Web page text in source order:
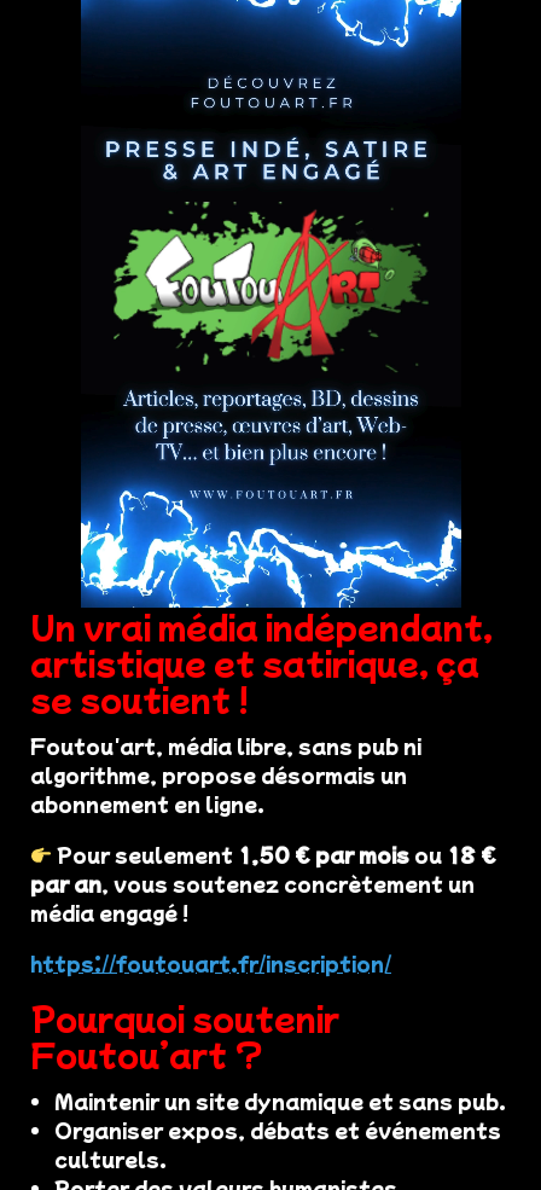
Un vrai média indépendant,
artistique et satirique, ça
se soutient !
Foutou'art, média libre, sans pub ni
algorithme, propose désormais un
abonnement en ligne.
Pour seulement 1,50 € par mois ou 18 €
par an, vous soutenez concrètement un
média engagé !
https://foutouart.fr/inscription/
Pourquoi soutenir
Foutou’art ?
Maintenir un site dynamique et sans pub.
Organiser expos, débats et événements
culturels.